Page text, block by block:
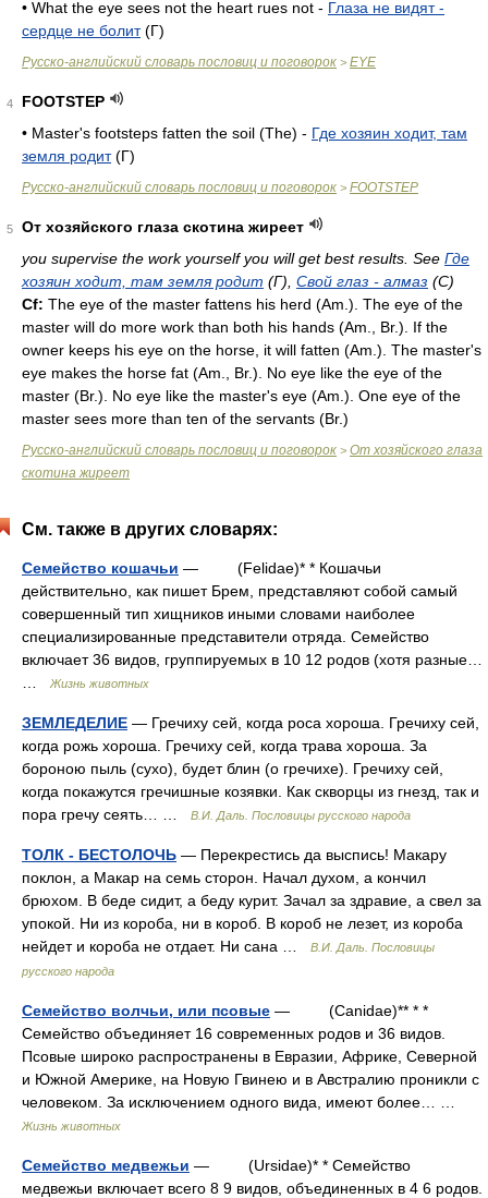
• What the eye sees not the heart rues not - Глаза не видят -
сердце не болит(Г)
Русско-английский словарь пословиц и поговорок > EYE
4
FOOTSTEP
• Master's footsteps fatten the soil (The) - Где хозяин ходит, там
земля родит(Г)
Русско-английский словарь пословиц и поговорок > FOOTSTEP
5
От хозяйского глаза скотина жиреет
you supervise the work yourself you will get best results. See Где
хозяин ходит, там земля родит (Г), Свой глаз - алмаз (C)
Cf: The eye of the master fattens his herd (Am. ). The eye of the
master will do more work than both his hands (Am. Br.). If the
owner keeps his eye on the horse, it will fatten (Am. ). The master's
eye makes the horse fat (Am. Br.). No eye like the eye of the
master (Br.). No eye like the master's eye (Am. ). One eye of the
master sees more than ten of the servants (Br.)
Русско-английский словарь пословиц и поговорок > От хозяйского глаза
скотина жиреет
См. также в других словарях:
Семейство кошачьи — (Felidae)* * Кошачьи
действительно, как пишет Брем, представляют собой самый
совершенный тип хищников иными словами наиболее
специализированные представители отряда. Семейство
включает 36 видов, группируемых в 10 12 родов (хотя разные…
Жизнь животных
ЗЕМЛЕДЕЛИЕ — Гречиху сей, когда роса хороша. Гречиху сей,
когда рожь хороша. Гречиху сей, когда трава хороша. За
бороною пыль (сухо), будет блин (о гречихе). Гречиху сей,
когда покажутся гречишные козявки. Как скворцы из гнезд, так и
пора гречу сеять… …
В.И. Даль. Пословицы русского народа
ТОЛК - БЕСТОЛОЧЬ — Перекрестись да выспись! Макару
поклон, а Макар на семь сторон. Начал духом, а кончил
брюхом. В беде сидит, а беду курит. Зачал за здравие, а свел за
упокой. Ни из короба, ни в короб. В короб не лезет, из короба
нейдет и короба не отдает. Ни сана …
В.И. Даль. Пословицы
русского народа
Семейство волчьи, или псовые — (Canidae)** * *
Семейство объединяет 16 современных родов и 36 видов.
Псовые широко распространены в Евразии, Африке, Северной
и Южной Америке, на Новую Гвинею и в Австралию проникли с
человеком. За исключением одного вида, имеют более… …
Жизнь животных
Семейство медвежьи — (Ursidae)* * Семейство
медвежьи включает всего 8 9 видов, объединенных в 4 6 родов.